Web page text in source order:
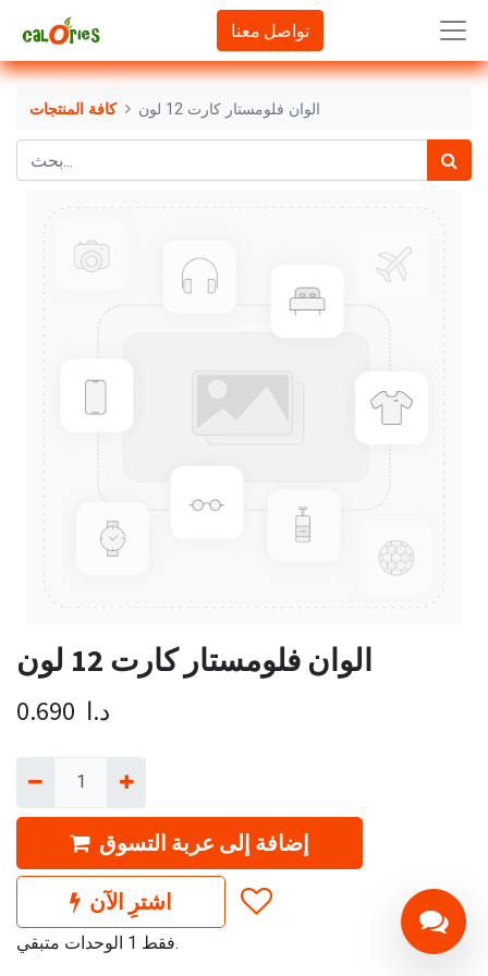
تواصل معنا
كافة المنتجات الوان فلومستار كارت 12 لون
الوان فلومستار كارت 12 لون
0.690 د.ا
إضافة إلى عربة التسوق
اشترِ الآن
فقط 1 الوحدات متبقي.